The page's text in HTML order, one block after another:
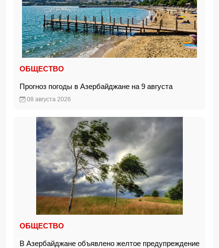
ОБЩЕСТВО
Прогноз погоды в Азербайджане на 9 августа
08 августа 2026
ОБЩЕСТВО
В Азербайджане объявлено желтое предупреждение